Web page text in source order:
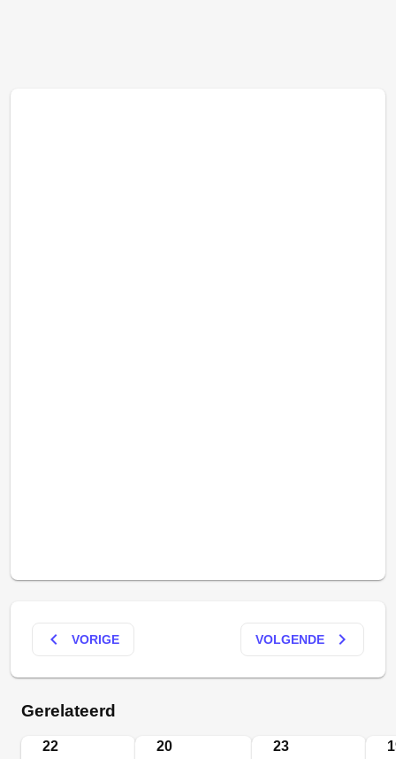
keyboard_arrow_left VORIGE VOLGENDE keyboard_arrow_right
Gerelateerd
22
20
23